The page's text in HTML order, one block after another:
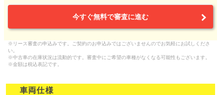
今すぐ無料で審査に進む
※リース審査の申込みです。ご契約のお申込みではございませんのでお気軽にお試しくださ
い。
※中古車の在庫状況は流動的です。審査中にご希望の車種がなくなる可能性もございます。
※金額は税込表記です。
車両仕様